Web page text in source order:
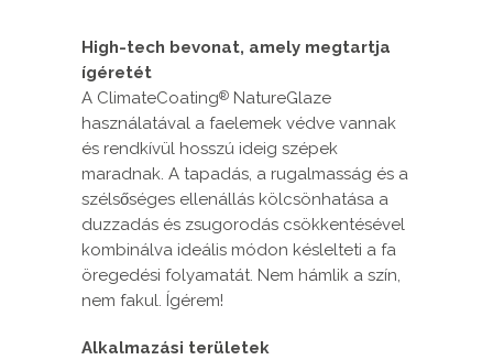
High-tech bevonat, amely megtartja
ígéretét
A ClimateCoating® NatureGlaze
használatával a faelemek védve vannak
és rendkívül hosszú ideig szépek
maradnak. A tapadás, a rugalmasság és a
szélsőséges ellenállás kölcsönhatása a
duzzadás és zsugorodás csökkentésével
kombinálva ideális módon késlelteti a fa
öregedési folyamatát. Nem hámlik a szín,
nem fakul. Ígérem!
Alkalmazási területek